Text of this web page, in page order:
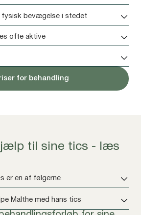
fysisk bevægelse i stedet
ofte aktive
for behandling
til sine tics - læs
er en af følgerne
Malthe med hans tics